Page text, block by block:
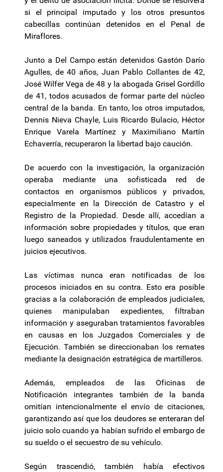
si el principal imputado y los otros presuntos
cabecillas continúan detenidos en el Penal de
Miraflores.
Junto a Del Campo están detenidos Gastón Darío
Agulles, de 40 años, Juan Pablo Collantes de 42,
José Wilfer Vega de 48 y la abogada Grisel Gordillo
de 41, todos acusados de formar parte del núcleo
central de la banda. En tanto, los otros imputados,
Dennis Nieva Chayle, Luis Ricardo Bulacio, Héctor
Enrique Varela Martínez y Maximiliano Martín
Echaverría, recuperaron la libertad bajo caución.
De acuerdo con la investigación, la organización
operaba mediante una sofisticada red de
contactos en organismos públicos y privados,
especialmente en la Dirección de Catastro y el
Registro de la Propiedad. Desde allí, accedían a
información sobre propiedades y títulos, que eran
luego saneados y utilizados fraudulentamente en
juicios ejecutivos.
Las víctimas nunca eran notificadas de los
procesos iniciados en su contra. Esto era posible
gracias a la colaboración de empleados judiciales,
quienes manipulaban expedientes, filtraban
información y aseguraban tratamientos favorables
en causas en los Juzgados Comerciales y de
Ejecución. También se direccionaban los remates
mediante la designación estratégica de martilleros.
Además, empleados de las Oficinas de
Notificación integrantes también de la banda
omitían intencionalmente el envío de citaciones,
garantizando así que los deudores se enteraran del
juicio solo cuando ya habían sufrido el embargo de
su sueldo o el secuestro de su vehículo.
Según trascendió, también había efectivos